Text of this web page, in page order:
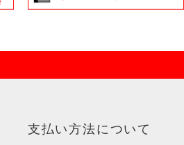
支払い方法について